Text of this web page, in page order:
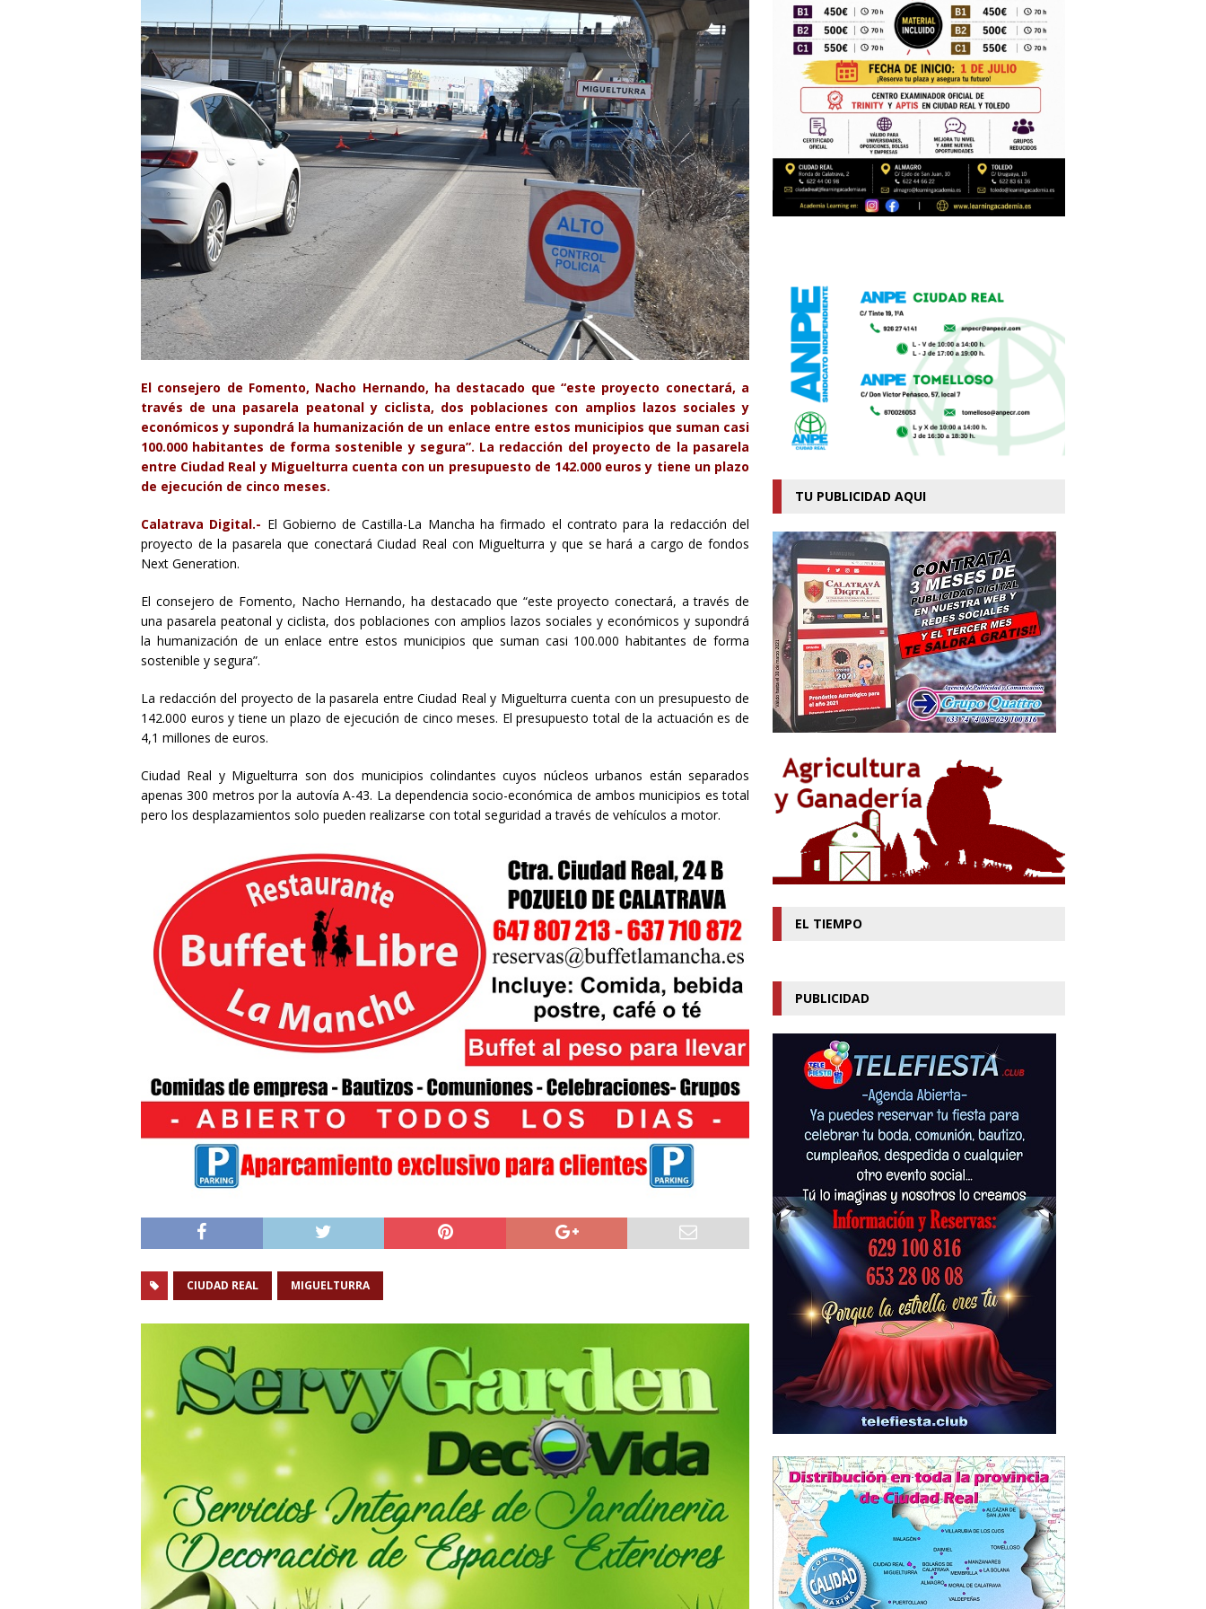
El consejero de Fomento, Nacho Hernando, ha destacado que “este proyecto conectará, a
través de una pasarela peatonal y ciclista, dos poblaciones con amplios lazos sociales y
económicos y supondrá la humanización de un enlace entre estos municipios que suman casi
100.000 habitantes de forma sostenible y segura”. La redacción del proyecto de la pasarela
entre Ciudad Real y Miguelturra cuenta con un presupuesto de 142.000 euros y tiene un plazo
de ejecución de cinco meses.
Calatrava Digital.- El Gobierno de Castilla-La Mancha ha firmado el contrato para la redacción del
proyecto de la pasarela que conectará Ciudad Real con Miguelturra y que se hará a cargo de fondos
Next Generation.
El consejero de Fomento, Nacho Hernando, ha destacado que “este proyecto conectará, a través de
una pasarela peatonal y ciclista, dos poblaciones con amplios lazos sociales y económicos y supondrá
la humanización de un enlace entre estos municipios que suman casi 100.000 habitantes de forma
sostenible y segura”.
La redacción del proyecto de la pasarela entre Ciudad Real y Miguelturra cuenta con un presupuesto de
142.000 euros y tiene un plazo de ejecución de cinco meses. El presupuesto total de la actuación es de
4,1 millones de euros.
Ciudad Real y Miguelturra son dos municipios colindantes cuyos núcleos urbanos están separados
apenas 300 metros por la autovía A-43. La dependencia socio-económica de ambos municipios es total
pero los desplazamientos solo pueden realizarse con total seguridad a través de vehículos a motor.
CIUDAD REAL MIGUELTURRA
TU PUBLICIDAD AQUI
EL TIEMPO
PUBLICIDAD